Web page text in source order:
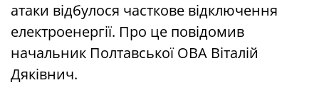
атаки відбулося часткове відключення
електроенергії. Про це повідомив
начальник Полтавської ОВА Віталій
Дяківнич.